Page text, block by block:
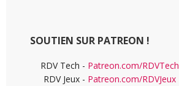
SOUTIEN SUR PATREON !
RDV Tech - Patreon.com/RDVTech
RDV Jeux - Patreon.com/RDVJeux